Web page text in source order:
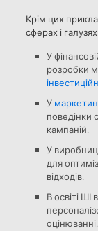
Крім цих
сферах і
У
розробки
У
поведінки
кампаній.
У
для
відходів.
В освіті
оцінюванні.